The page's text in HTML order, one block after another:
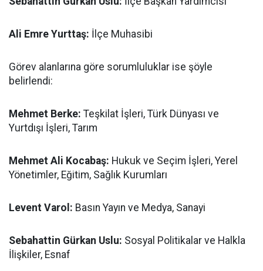
Ali Emre Yurttaş: İlçe Muhasibi
Görev alanlarına göre sorumluluklar ise şöyle
belirlendi:
Mehmet Berke: Teşkilat İşleri, Türk Dünyası ve
Yurtdışı İşleri, Tarım
Mehmet Ali Kocabaş: Hukuk ve Seçim İşleri, Yerel
Yönetimler, Eğitim, Sağlık Kurumları
Levent Varol: Basın Yayın ve Medya, Sanayi
Sebahattin Gürkan Uslu: Sosyal Politikalar ve Halkla
İlişkiler, Esnaf